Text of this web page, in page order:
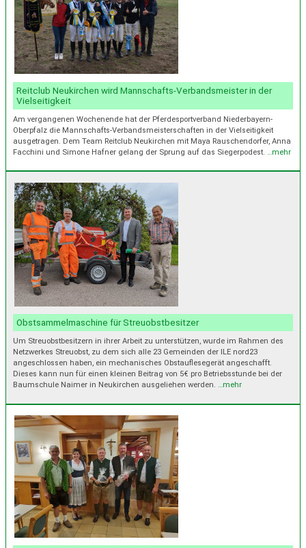
Reitclub Neukirchen wird Mannschafts-Verbandsmeister in der
Vielseitigkeit
Am vergangenen Wochenende hat der Pferdesportverband Niederbayern-
Oberpfalz die Mannschafts-Verbandsmeisterschaften in der Vielseitigkeit
ausgetragen. Dem Team Reitclub Neukirchen mit Maya Rauschendorfer, Anna
Facchini und Simone Hafner gelang der Sprung auf das Siegerpodest. …mehr
Obstsammelmaschine für Streuobstbesitzer
Um Streuobstbesitzern in ihrer Arbeit zu unterstützen, wurde im Rahmen des
Netzwerkes Streuobst, zu dem sich alle 23 Gemeinden der ILE nord23
angeschlossen haben, ein mechanisches Obstauflesegerät angeschafft.
Dieses kann nun für einen kleinen Beitrag von 5€ pro Betriebsstunde bei der
Baumschule Naimer in Neukirchen ausgeliehen werden. …mehr